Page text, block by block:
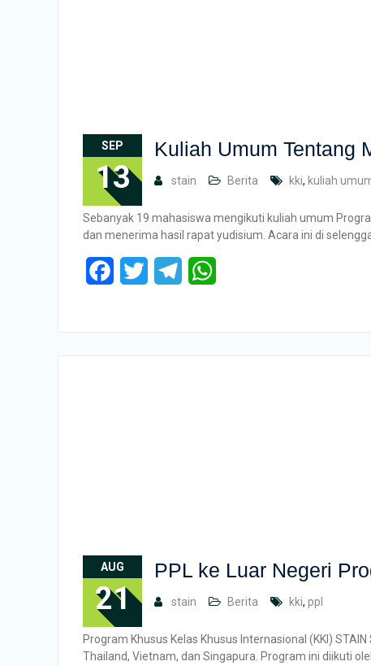
SEP
13
Kuliah Umum Tentang
stain Berita kki, kuliah
Sebanyak 19 mahasiswa mengikuti kuliah umum
dan menerima hasil rapat yudisium. Acara ini di
Facebook
Twitter Telegram
AUG
21
PPL ke Luar Negeri
stain Berita kki, ppl
Program Khusus Kelas Khusus Internasional (KKI)
Thailand, Vietnam, dan Singapura. Program ini diikuti